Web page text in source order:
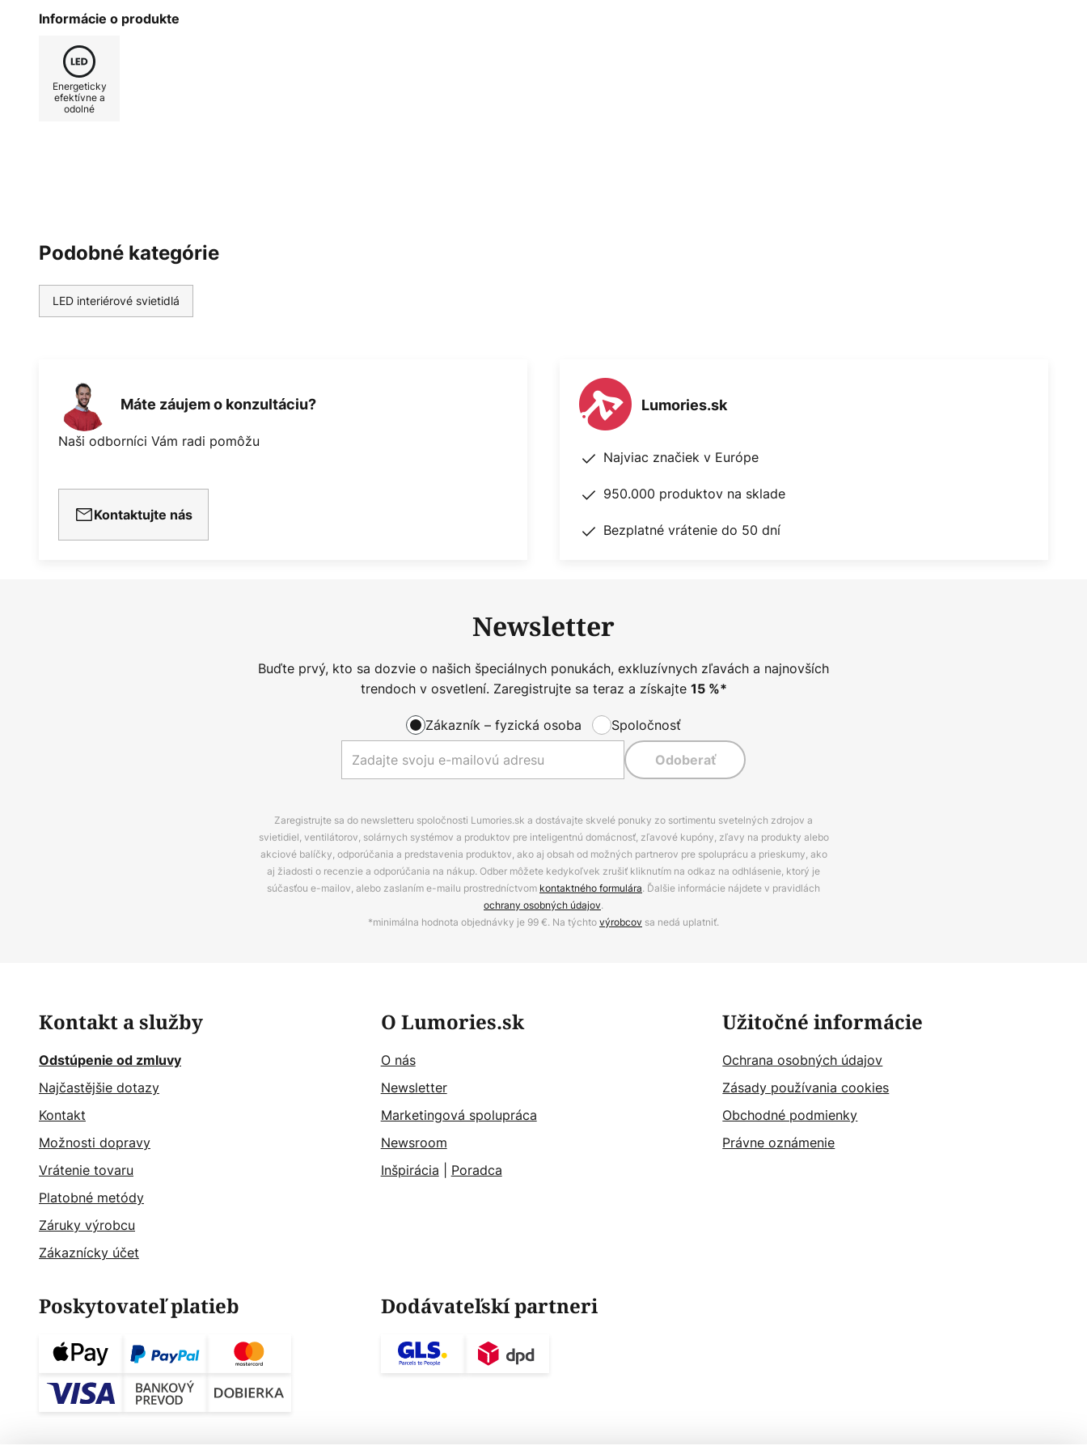
farbu svetla od teplej bielej až po univerzálnu bielu. Či už ide o
útulný večer v obývacej izbe alebo prácu pri kuchynskej linke -
vypínača svieti celé stropné svietidlo. Pri druhom zapnutí a
vypnutí svieti len vnútorná časť. Mladé a dynamické hodnoty
charakterizujú značku JUST LIGHT. - predtým známa ako
Informácie o produkte
Energeticky
efektívne a
odolné
Podobné kategórie
LED interiérové svietidlá
Máte záujem o konzultáciu?
Naši odborníci Vám radi pomôžu
Kontaktujte nás
Lumories.sk
Najviac značiek v Európe
950.000 produktov na sklade
Bezplatné vrátenie do 50 dní
Newsletter
Buďte prvý, kto sa dozvie o našich špeciálnych ponukách, exkluzívnych zľavách a najnovších
trendoch v osvetlení. Zaregistrujte sa teraz a získajte 15%*
Zákazník – fyzická osoba Spoločnosť
Odoberať
Zaregistrujte sa do newsletteru spoločnosti Lumories.sk a dostávajte skvelé ponuky zo sortimentu svetelných zdrojov a
svietidiel, ventilátorov, solárnych systémov a produktov pre inteligentnú domácnosť, zľavové kupóny, zľavy na produkty alebo
akciové balíčky, odporúčania a predstavenia produktov, ako aj obsah od možných partnerov pre spoluprácu a prieskumy, ako
aj žiadosti o recenzie a odporúčania na nákup. Odber môžete kedykoľvek zrušiť kliknutím na odkaz na odhlásenie, ktorý je
súčasťou e-mailov, alebo zaslaním e-mailu prostredníctvom kontaktného formulára. Ďalšie informácie nájdete v pravidlách
ochrany osobných údajov.
*minimálna hodnota objednávky je 99 €. Na týchtovýrobcov sa nedá uplatniť.
Kontakt a služby
Odstúpenie od zmluvy
Najčastějšie dotazy
Kontakt
Možnosti dopravy
Vrátenie tovaru
Platobné metódy
Záruky výrobcu
Zákaznícky účet
O Lumories.sk
O nás
Newsletter
Marketingová spolupráca
Newsroom
Inšpirácia
Poradca
Užitočné informácie
Ochrana osobných údajov
Zásady používania cookies
Obchodné podmienky
Právne oznámenie
Poskytovateľ platieb Dodávateľskí partneri